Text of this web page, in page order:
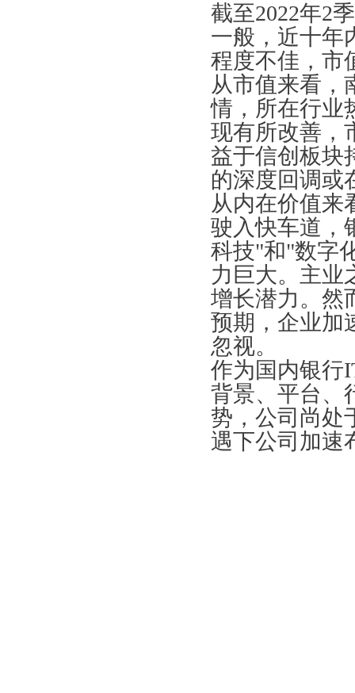
截至2022年2
一般，近十年
程度不佳，市
从市值来看，
情，所在行业
现有所改善，
益于信创板块
的深度回调或
从内在价值来
驶入快车道，
科技"和"数字
力巨大。主业
增长潜力。然
预期，企业加
忽视。
作为国内银行
背景、平台、
势，公司尚处
遇下公司加速